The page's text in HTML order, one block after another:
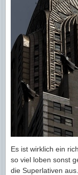
Es ist wirklich ein
so viel loben sonst
die Superlativen